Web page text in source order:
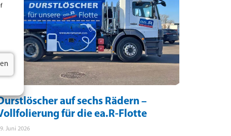
auf sechs Rädern –
für die ea.R-Flotte
Juni 2026